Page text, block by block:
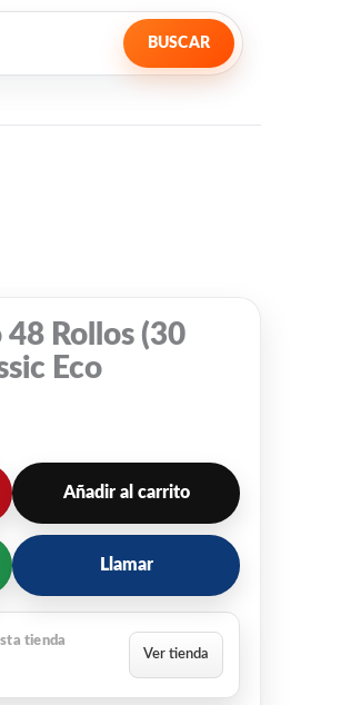
BUSCAR
Rollos (30
Eco
Añadir al carrito
Llamar